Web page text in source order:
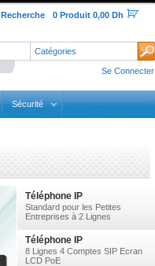
Recherche 0 Produit 0,00 Dh
Catégories
Se Connecter
Sécurité
Téléphone IP
Standard pour les Petites
Entreprises à 2 Lignes
Téléphone IP
8 Lignes 4 Comptes SIP Ecran
LCD PoE